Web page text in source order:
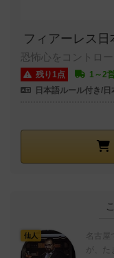
フィアーレス日
恐怖心をコントロ
残り1点
1～2
日本語ルール付き/日
仙人
名古屋
が、た